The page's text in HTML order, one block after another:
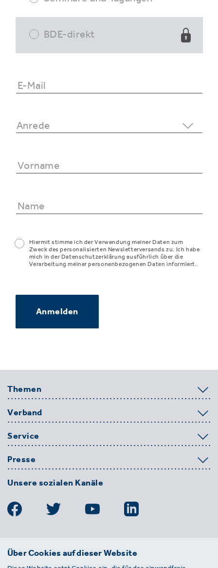
BDE-direkt
Hiermit stimme ich der Verwendung meiner Daten zum
Zweck des personalisierten Newsletterversands zu. Ich habe
mich in der Datenschutzerklärung ausführlich über die
Verarbeitung meiner personenbezogenen Daten informiert.
Anmelden
Themen
Verband
Service
Presse
Unsere sozialen Kanäle
BDE
Über Cookies auf dieser Website